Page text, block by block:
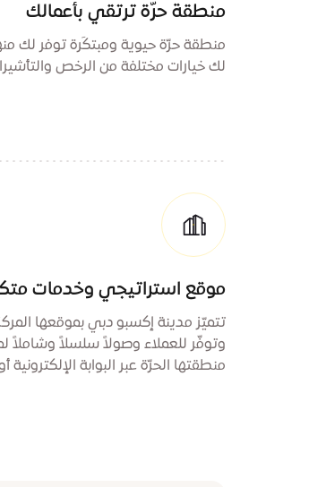
منطقة حرّة ترتقي بأعمالك
منطقة حرّة حيوية ومبتكَرة توفر لك
لك خيارات مختلفة من الرخص
موقع استراتيجي وخدمات
تتميّز مدينة إكسبو دبي بموقعها
وتوفّر للعملاء وصولاً سلسلاً
منطقتها الحرّة عبر البوابة